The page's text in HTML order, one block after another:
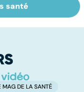
un
santé
MAG DE LA SANTÉ